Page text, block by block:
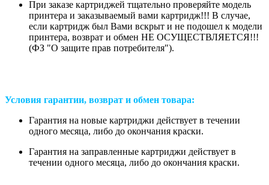
При заказе картриджей тщательно проверяйте модель
принтера и заказываемый вами картридж!!! В случае,
если картридж был Вами вскрыт и не подошел к модели
принтера, возврат и обмен НЕ ОСУЩЕСТВЛЯЕТСЯ!!!
(ФЗ "О защите прав потребителя").
Условия гарантии, возврат и обмен товара:
Гарантия на новые картриджи действует в течении
одного месяца, либо до окончания краски.
Гарантия на заправленные картриджи действует в
течении одного месяца, либо до окончания краски.